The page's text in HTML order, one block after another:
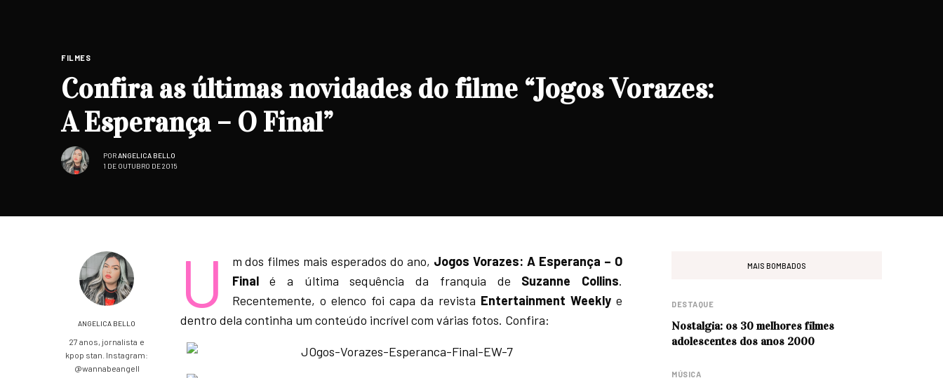
FILMES
Confira as últimas novidades do filme “Jogos Vorazes:
A Esperança – O Final”
PORANGELICA BELLO
1 DE OUTUBRO DE 2015
ANGELICA BELLO
27 anos, jornalista e
kpop stan. Instagram:
@wannabeangell
U m dos filmes mais esperados do ano, Jogos Vorazes: A Esperança – O
Finalé a última sequência da franquia de Suzanne Collins.
Recentemente, o elenco foi capa da revista Entertainment Weeklye
dentro dela continha um conteúdo incrível com várias fotos. Confira:
MAIS BOMBADOS
DESTAQUE
Nostalgia: os 30 melhores filmes
adolescentes dos anos 2000
MÚSICA